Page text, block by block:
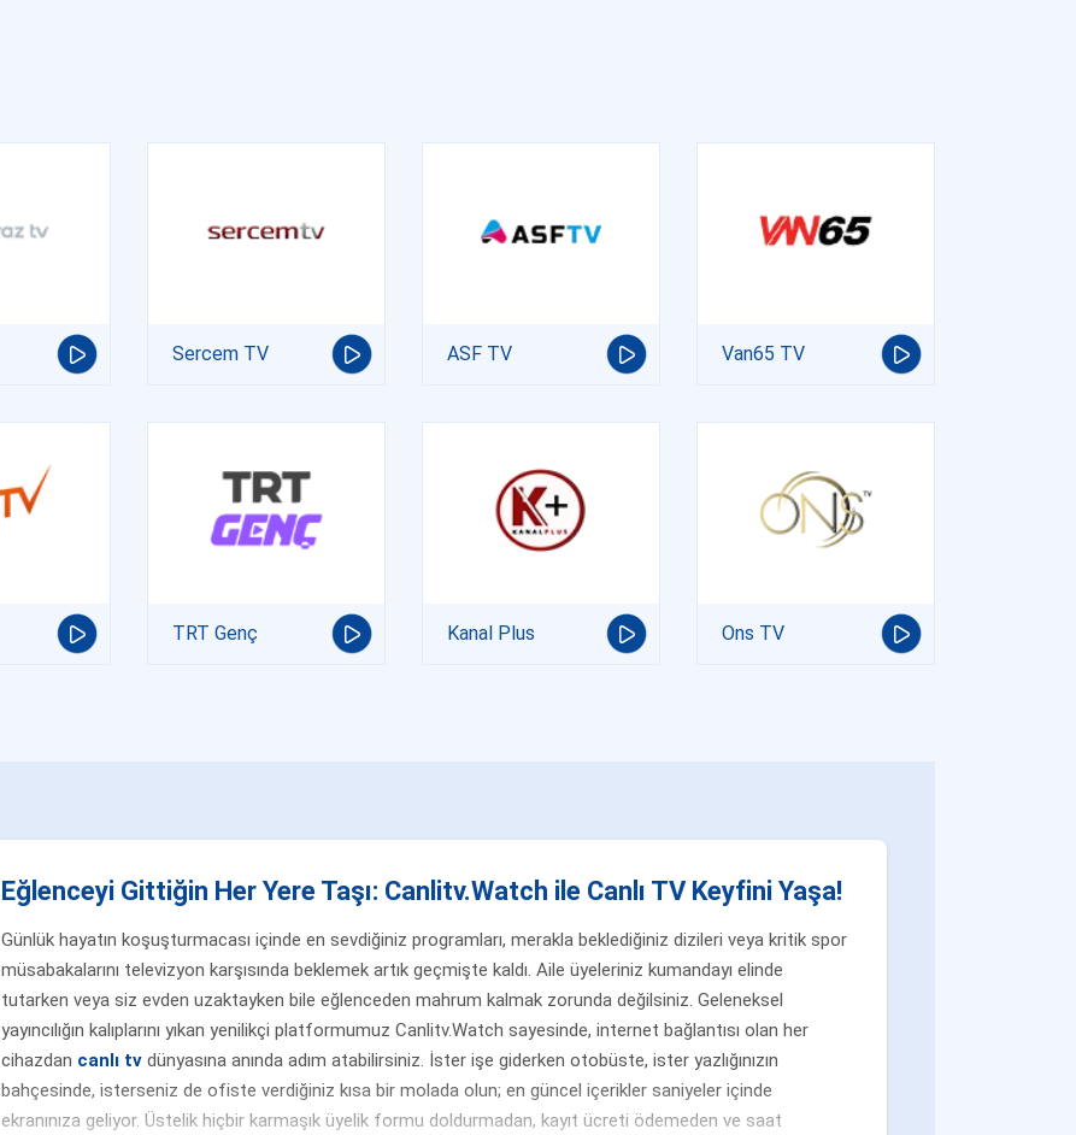
Sercem TV ASF TV Van65 TV
TRT Genç Kanal Plus Ons TV
Eğlenceyi Gittiğin Her Yere Taşı: Canlitv.Watch ile Canlı TV Keyfini Yaşa!
Günlük hayatın koşuşturmacası içinde en sevdiğiniz programları, merakla beklediğiniz dizileri veya kritik spor
müsabakalarını televizyon karşısında beklemek artık geçmişte kaldı. Aile üyeleriniz kumandayı elinde
tutarken veya siz evden uzaktayken bile eğlenceden mahrum kalmak zorunda değilsiniz. Geleneksel
yayıncılığın kalıplarını yıkan yenilikçi platformumuz Canlitv.Watch sayesinde, internet bağlantısı olan her
cihazdan canlı tv dünyasına anında adım atabilirsiniz. İster işe giderken otobüste, ister yazlığınızın
bahçesinde, isterseniz de ofiste verdiğiniz kısa bir molada olun; en güncel içerikler saniyeler içinde
ekranınıza geliyor. Üstelik hiçbir karmaşık üyelik formu doldurmadan, kayıt ücreti ödemeden ve saat